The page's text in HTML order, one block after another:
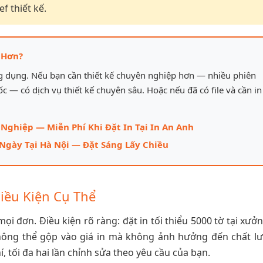
thiết kế.
Nếu bạn cần thiết kế chuyên nghiệp hơn — nhiều phiên
— có dịch vụ thiết kế chuyên sâu. Hoặc nếu đã có file và cần in
— Miễn Phí Khi Đặt In Tại In An Anh
Tại Hà Nội — Đặt Sáng Lấy Chiều
Kiện Cụ Thể
đơn. Điều kiện rõ ràng: đặt in tối thiểu 5000 tờ tại
thể gộp vào giá in mà không ảnh hưởng đến chất
tối đa hai lần chỉnh sửa theo yêu cầu của bạn.